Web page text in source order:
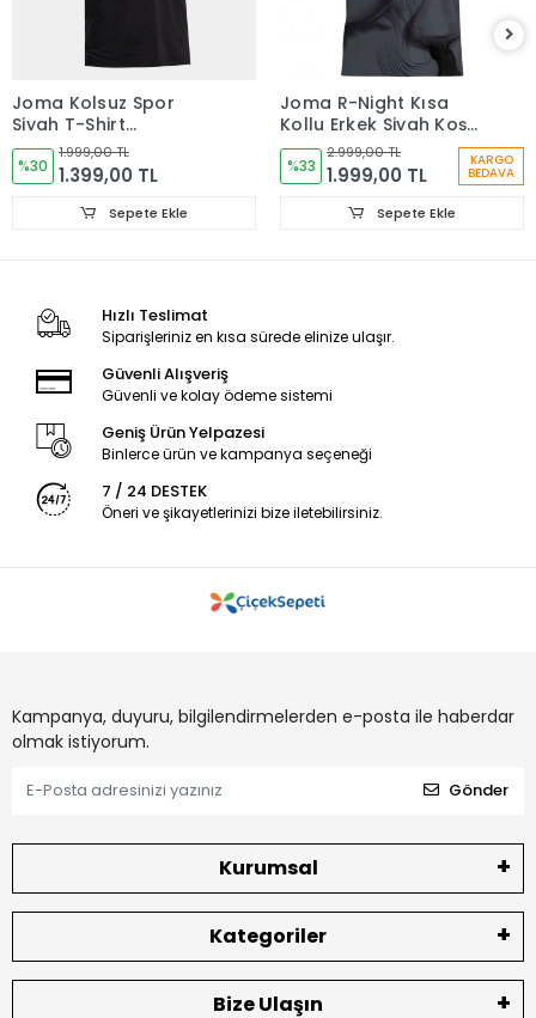
Joma Kolsuz Spor
Siyah T-Shirt
104822.100
%30
1.999,00 TL
1.399,00 TL
Sepete Ekle
Joma R-Night Kısa
Kollu Erkek Siyah Koşu
Tişörtü 104716.110
%33
2.999,00 TL
1.999,00 TL
KARGO
BEDAVA
Sepete Ekle
Hızlı Teslimat
Siparişleriniz en kısa sürede elinize ulaşır.
Güvenli Alışveriş
Güvenli ve kolay ödeme sistemi
Geniş Ürün Yelpazesi
Binlerce ürün ve kampanya seçeneği
7 / 24 DESTEK
Öneri ve şikayetlerinizi bize iletebilirsiniz.
Kampanya, duyuru, bilgilendirmelerden e-posta ile haberdar
olmak istiyorum.
Gönder
Kurumsal
Kategoriler
Bize Ulaşın